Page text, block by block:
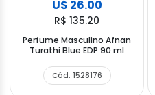
U$ 26.00
R$ 135.20
Perfume Masculino Afnan
Turathi Blue EDP 90 ml
Cód. 1528176